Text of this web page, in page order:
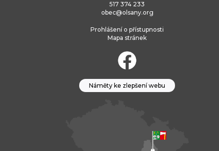
517 374 233
obec@olsany.org
Prohlášení o přístupnosti
Mapa stránek
Náměty ke zlepšení webu